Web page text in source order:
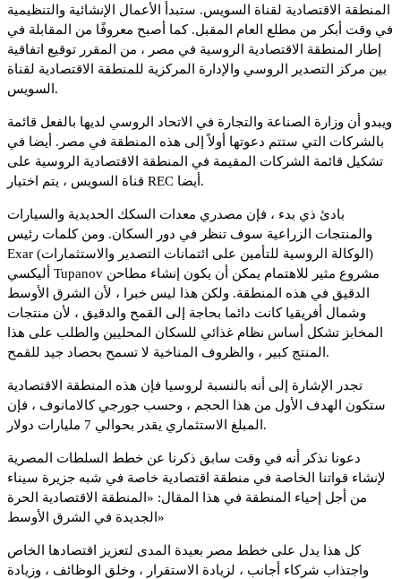
المنطقة الاقتصادية لقناة السويس. ستبدأ الأعمال الإنشائية والتنظيمية
في وقت أبكر من مطلع العام المقبل. كما أصبح معروفًا من المقابلة في
إطار المنطقة الاقتصادية الروسية في مصر ، من المقرر توقيع اتفاقية
بين مركز التصدير الروسي والإدارة المركزية للمنطقة الاقتصادية لقناة
السويس.
ويبدو أن وزارة الصناعة والتجارة في الاتحاد الروسي لديها بالفعل قائمة
بالشركات التي ستتم دعوتها أولاً إلى هذه المنطقة في مصر. أيضا في
تشكيل قائمة الشركات المقيمة في المنطقة الاقتصادية الروسية على
قناة السويس ، يتم اختيار REC أيضا.
بادئ ذي بدء ، فإن مصدري معدات السكك الحديدية والسيارات
والمنتجات الزراعية سوف تنظر في دور السكان. ومن كلمات رئيس
Exar (الوكالة الروسية للتأمين على ائتمانات التصدير والاستثمارات)
أليكسي Tupanov مشروع مثير للاهتمام يمكن أن يكون إنشاء مطاحن
الدقيق في هذه المنطقة. ولكن هذا ليس خبرا ، لأن الشرق الأوسط
وشمال أفريقيا كانت دائما بحاجة إلى القمح والدقيق ، لأن منتجات
المخابز تشكل أساس نظام غذائي للسكان المحليين والطلب على هذا
المنتج كبير ، والظروف المناخية لا تسمح بحصاد جيد للقمح.
تجدر الإشارة إلى أنه بالنسبة لروسيا فإن هذه المنطقة الاقتصادية
ستكون الهدف الأول من هذا الحجم ، وحسب جورجي كالامانوف ، فإن
المبلغ الاستثماري يقدر بحوالي 7 مليارات دولار.
دعونا نذكر أنه في وقت سابق ذكرنا عن خطط السلطات المصرية
لإنشاء قواتنا الخاصة في منطقة اقتصادية خاصة في شبه جزيرة سيناء
من أجل إحياء المنطقة في هذا المقال: «المنطقة الاقتصادية الحرة
الجديدة في الشرق الأوسط»
كل هذا يدل على خطط مصر بعيدة المدى لتعزيز اقتصادها الخاص
واجتذاب شركاء أجانب ، لزيادة الاستقرار ، وخلق الوظائف ، وزيادة